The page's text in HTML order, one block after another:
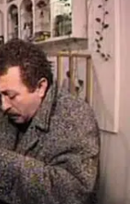
Bilecik
Bingöl
Bitlis
Bolu
Burdur
Bursa